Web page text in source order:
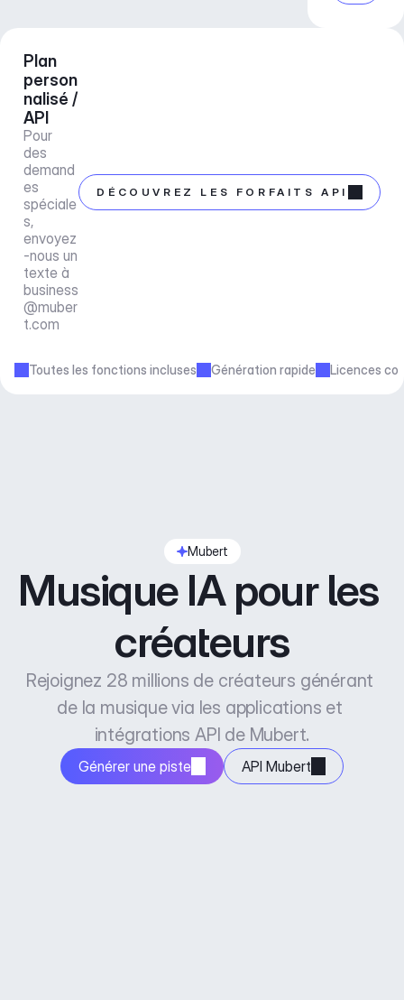
Plan
person
nalisé /
API
Pour
des
demand
es
spéciale
s,
envoyez
-nous un
business
@muber
t.com
DÉCOUVREZ LES FORFAITS API
Toutes les fonctions incluses Génération rapide Licences
Mubert
Musique IA pour les
créateurs
Rejoignez 28 millions de créateurs générant
de la musique via les applications et
intégrations API de Mubert.
Générer une piste API Mubert